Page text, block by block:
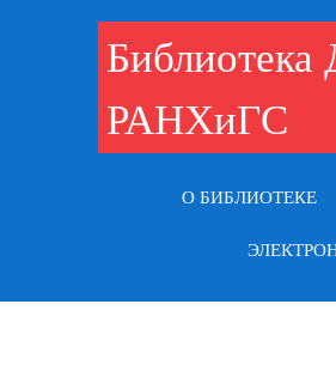
РАНХиГС
О БИБЛИОТЕКЕ